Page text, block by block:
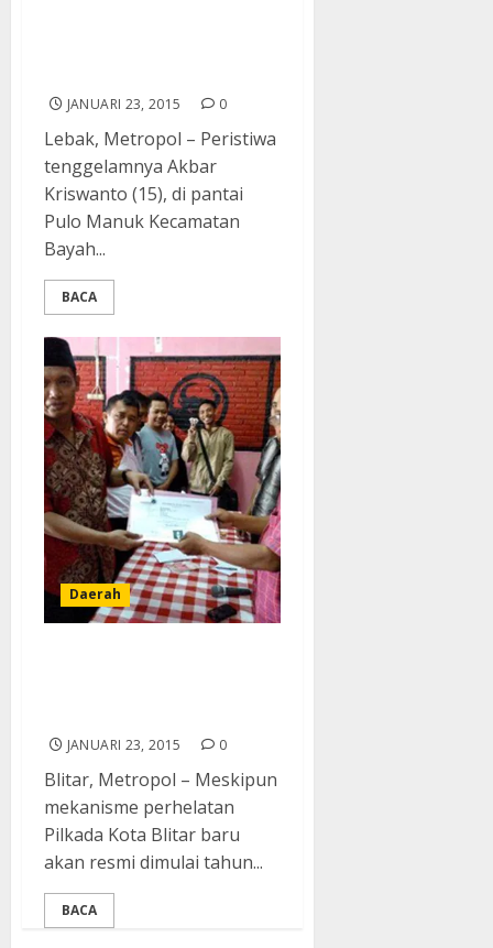
JANUARI 23, 2015 0
Lebak, Metropol – Peristiwa
tenggelamnya Akbar
Kriswanto (15), di pantai
Pulo Manuk Kecamatan
Bayah...
BACA
Daerah
JANUARI 23, 2015 0
Blitar, Metropol – Meskipun
mekanisme perhelatan
Pilkada Kota Blitar baru
akan resmi dimulai tahun...
BACA